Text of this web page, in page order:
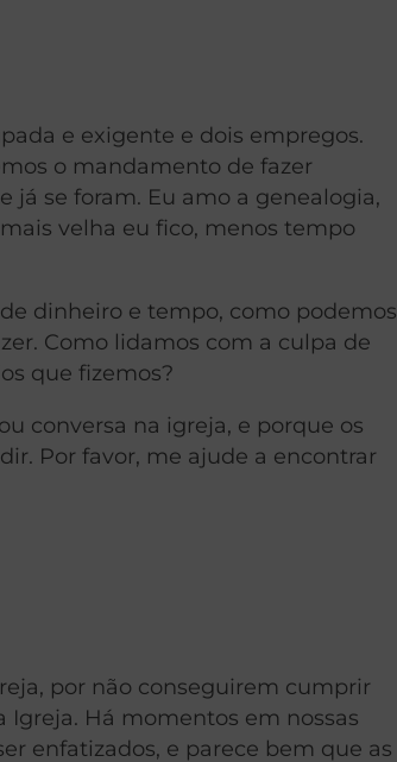
e exigente e dois empregos.
o mandamento de fazer
já se foram. Eu amo a genealogia,
velha eu fico, menos tempo
dinheiro e tempo, como podemos
Como lidamos com a culpa de
que fizemos?
conversa na igreja, e porque os
Por favor, me ajude a encontrar
por não conseguirem cumprir
Igreja. Há momentos em nossas
enfatizados, e parece bem que as